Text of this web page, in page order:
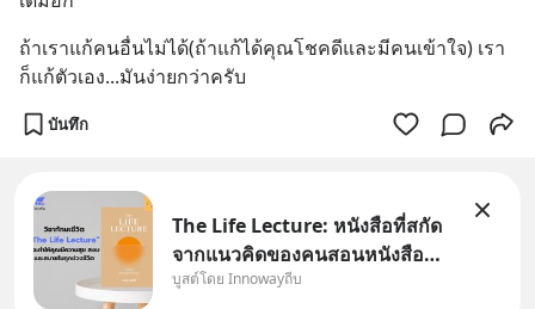
ถ้าเราแก้คนอื่นไม่ได้(ถ้าแก้ได้คุณโชคดีและมีคนเข้าใจ) เรา
ก็แก้ตัวเอง...มันง่ายกว่าครับ
บันทึก
The Life Lecture: หนังสือที่สกัด
จากแนวคิดของคนสอนหนังสือ
สวัสดีครับเพื่อนๆชาว
บูสต์โดย Innowayถีบ